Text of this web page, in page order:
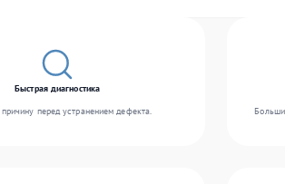
Быстрая диагностика
перед устранением дефекта.